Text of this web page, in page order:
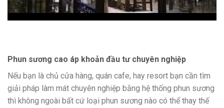
Phun sương cao áp khoản đầu tư chuyên nghiệp
Nếu bạn là chủ cửa hàng, quán cafe, hay resort bạn cần tìm
giải pháp làm mát chuyên nghiệp bằng hệ thống phun sương
thì không ngoài bất cứ loại phun sương nào có thể thay thế